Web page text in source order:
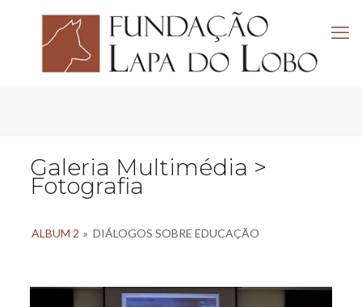
Galeria Multimédia >
Fotografia
ALBUM 2 » DIÁLOGOS SOBRE EDUCAÇÃO